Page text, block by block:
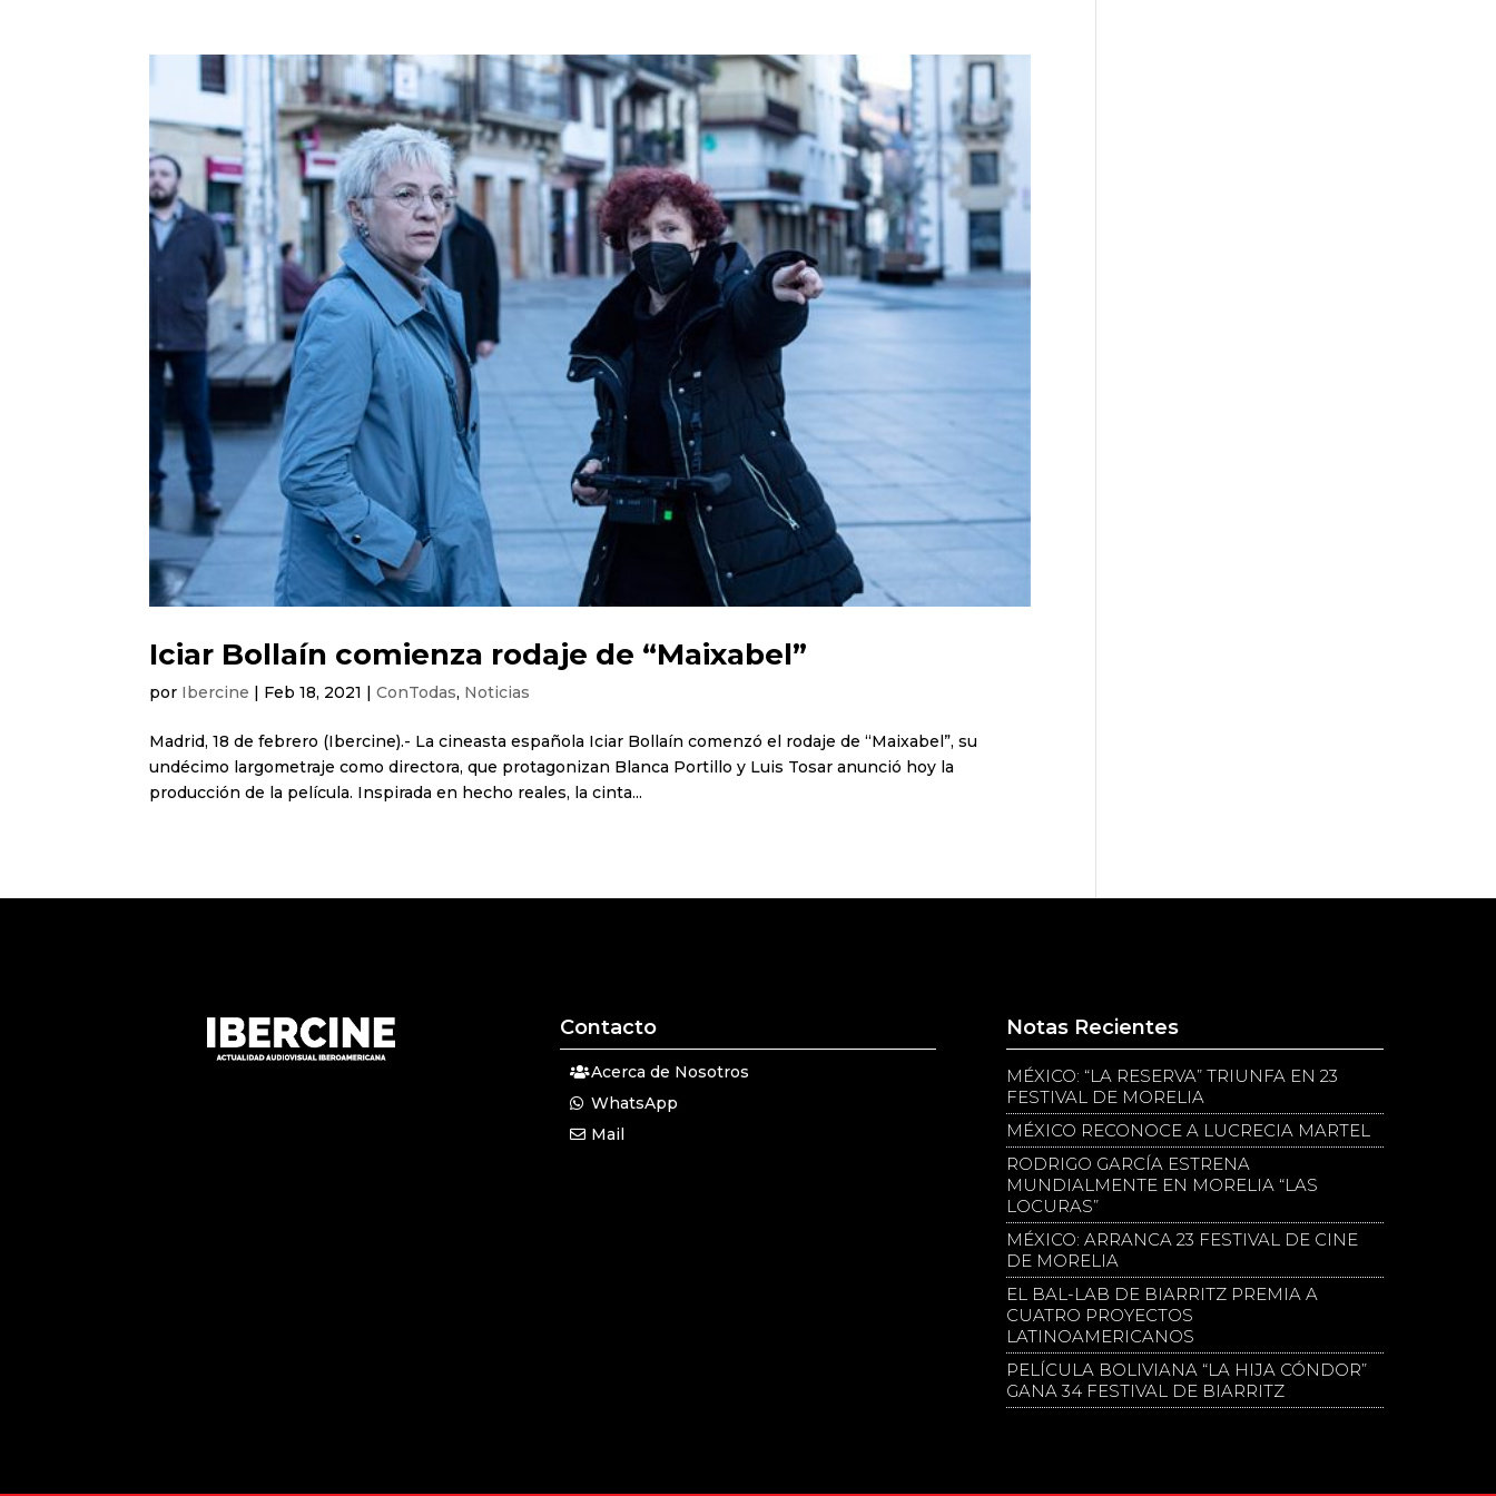
Iciar Bollaín comienza rodaje de “Maixabel”
por Ibercine | Feb 18, 2021 |ConTodas, Noticias
Madrid, 18 de febrero (Ibercine).- La cineasta española Iciar Bollaín comenzó el rodaje de “Maixabel”, su
undécimo largometraje como directora, que protagonizan Blanca Portillo y Luis Tosar anunció hoy la
producción de la película. Inspirada en hecho reales, la cinta...
Contacto
Acerca de Nosotros
WhatsApp
Mail
Notas Recientes
MÉXICO: “LA RESERVA” TRIUNFA EN 23
FESTIVAL DE MORELIA
MÉXICO RECONOCE A LUCRECIA MARTEL
RODRIGO GARCÍA ESTRENA
MUNDIALMENTE EN MORELIA “LAS
LOCURAS”
MÉXICO: ARRANCA 23 FESTIVAL DE CINE
DE MORELIA
EL BAL-LAB DE BIARRITZ PREMIA A
CUATRO PROYECTOS
LATINOAMERICANOS
PELÍCULA BOLIVIANA “LA HIJA CÓNDOR”
GANA 34 FESTIVAL DE BIARRITZ